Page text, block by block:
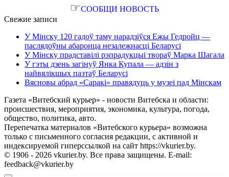
☞СООБЩИ НОВОСТЬ
Свежие записи
У Мінску 120 гадоў таму нарадзіўся Ежы Гедройц —
паслядоўны абаронца незалежнасці Беларусі
У Мінску прадставілі рэпрадукцыі твораў Марка Шагала
У гэты дзень загінуў Янка Купала — адзін з
найвялікшых паэтаў Беларусі
Вясновы абрад «Саракі» правядуць у музеі пад Мінскам
Газета «Витебский курьер» - новости Витебска и области:
происшествия, мероприятия, экономика, культура, погода,
общество, политика, авто.
Перепечатка материалов «Витебского курьера» возможна
только с письменного согласия редакции, с активной и
индексируемой гиперссылкой на сайт https://vkurier.by.
© 1906 - 2026 vkurier.by. Все права защищены. E-mail:
feedback@vkurier.by